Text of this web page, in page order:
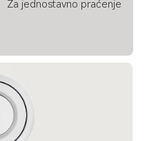
Za jednostavno praćenje